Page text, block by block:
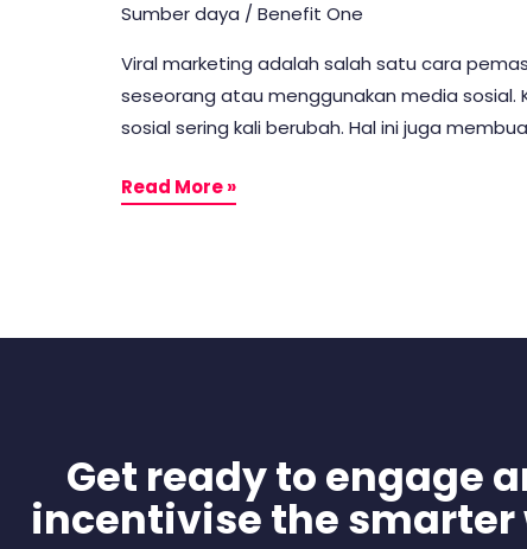
Sumber daya / Benefit One
Viral marketing adalah salah satu cara
seseorang atau menggunakan media
sosial sering kali berubah. Hal ini juga
Read More »
Get ready to engage
incentivise the smarter